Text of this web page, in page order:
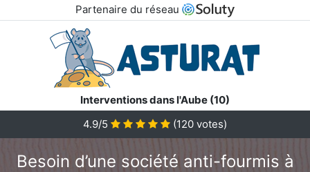
Partenaire du réseau
Interventions dans l'Aube (10)
4.9/5
(120 votes)
Besoin d’une société anti-fourmis à